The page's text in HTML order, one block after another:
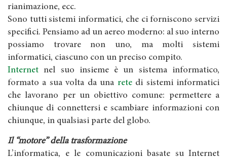
rianimazione, ecc.
Sono tutti sistemi informatici, che ci forniscono servizi
specifici. Pensiamo ad un aereo moderno: al suo interno
possiamo trovare non uno, ma molti sistemi
informatici, ciascuno con un preciso compito.
Internet nel suo insieme è un sistema informatico,
formato a sua volta da una retedi sistemi informatici
che lavorano per un obiettivo comune: permettere a
chiunque di connettersi e scambiare informazioni con
chiunque, in qualsiasi parte del globo.
Il “motore” della trasformazione
L’informatica, e le comunicazioni basate su Internet